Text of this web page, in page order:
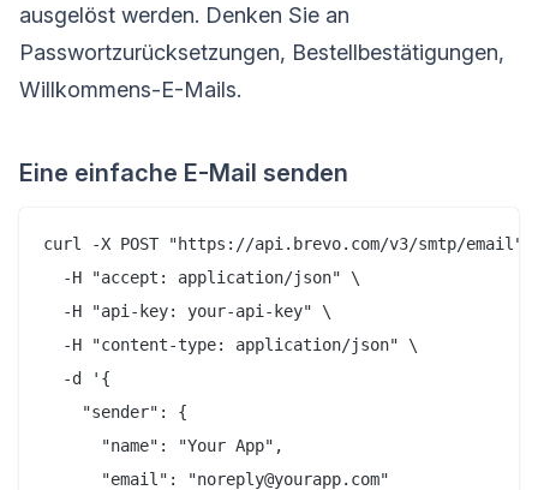
ausgelöst werden. Denken Sie an
Passwortzurücksetzungen, Bestellbestätigungen,
Willkommens-E-Mails.
Eine einfache E-Mail senden
curl -X POST "https://api.brevo.com/v3/smtp/email"
  -H "accept: application/json" \
  -H "api-key: your-api-key" \
  -H "content-type: application/json" \
  -d '{
    "sender": {
      "name": "Your App",
      "email": "noreply@yourapp.com"